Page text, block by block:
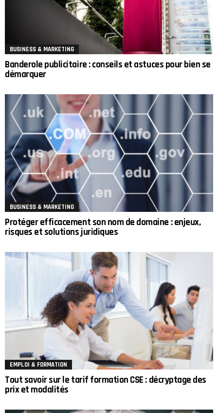
BUSINESS & MARKETING
Banderole publicitaire : conseils et astuces pour bien se
démarquer
BUSINESS & MARKETING
Protéger efficacement son nom de domaine : enjeux,
risques et solutions juridiques
EMPLOI & FORMATION
Tout savoir sur le tarif formation CSE : décryptage des
prix et modalités